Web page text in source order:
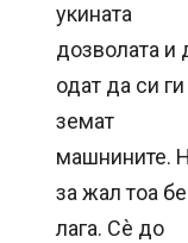
укината
дозволата и
одат да си ги
земат
машнините.
за жал тоа
лага. Сè до